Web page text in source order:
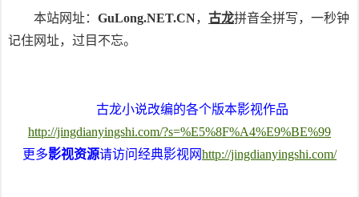
本站网址： GuLong.NET.CN， 古龙拼音全拼写，一秒钟
记住网址，过目不忘。
古龙小说改编的各个版本影视作品
http://jingdianyingshi.com/?s=%E5%8F%A4%E9%BE%99
更多影视资源请访问经典影视网http://jingdianyingshi.com/